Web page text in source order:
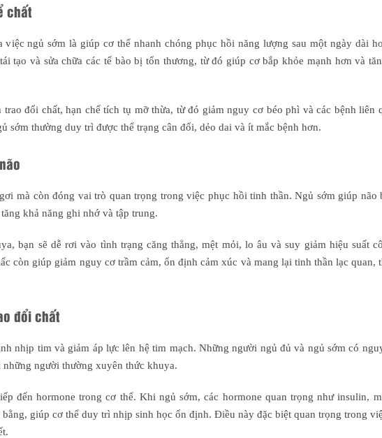
chất
ngủ sớm là giúp cơ thể nhanh chóng phục hồi năng lượng sau một ngày dài
tạo và sửa chữa các tế bào bị tổn thương, từ đó giúp cơ bắp khỏe mạnh hơn và
đổi chất, hạn chế tích tụ mỡ thừa, từ đó giảm nguy cơ béo phì và các bệnh liên
sớm thường duy trì được thể trạng cân đối, dẻo dai và ít mắc bệnh hơn.
mà còn đóng vai trò quan trọng trong việc phục hồi tinh thần. Ngủ sớm giúp não
khả năng ghi nhớ và tập trung.
bạn sẽ dễ rơi vào tình trạng căng thẳng, mệt mỏi, lo âu và suy giảm hiệu suất
còn giúp giảm nguy cơ trầm cảm, ổn định cảm xúc và mang lại tinh thần lạc quan,
đổi chất
nhịp tim và giảm áp lực lên hệ tim mạch. Những người ngủ đủ và ngủ sớm có
người thường xuyên thức khuya.
đến hormone trong cơ thể. Khi ngủ sớm, các hormone quan trọng như insulin,
giúp cơ thể duy trì nhịp sinh học ổn định. Điều này đặc biệt quan trọng trong